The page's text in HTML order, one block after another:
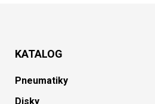
KATALOG
Pneumatiky
Disky